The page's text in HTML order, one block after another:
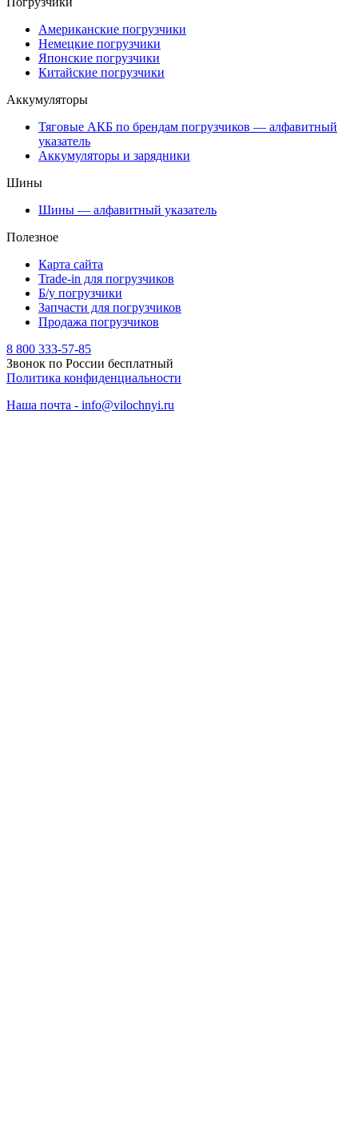
Американские погрузчики
Немецкие погрузчики
Японские погрузчики
Китайские погрузчики
Аккумуляторы
Тяговые АКБ по брендам погрузчиков — алфавитный
указатель
Аккумуляторы и зарядники
Шины
Шины — алфавитный указатель
Полезное
Карта сайта
Trade-in для погрузчиков
Б/у погрузчики
Запчасти для погрузчиков
Продажа погрузчиков
8 800 333-57-85
Звонок по России бесплатный
Политика конфиденциальности
Наша почта - info@vilochnyi.ru